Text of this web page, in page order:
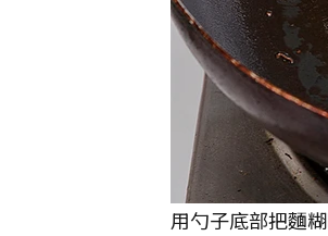
用勺子底部把麵